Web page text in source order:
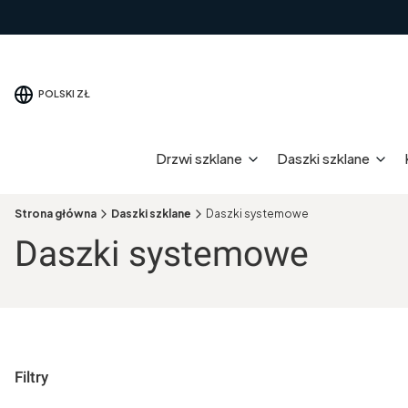
POLSKI ZŁ
Drzwi szklane Daszki szklane
Strona główna Daszki szklane Daszki systemowe
Daszki systemowe
Filtry